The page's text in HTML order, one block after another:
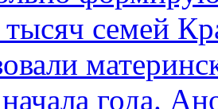
семей
года.